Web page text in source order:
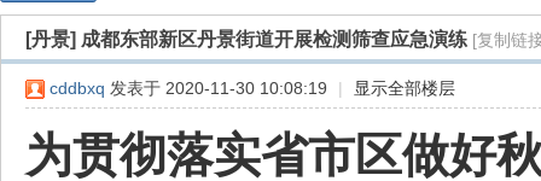
» › › ›
[丹景] 成都东部新区丹景街道开展检测筛查应急演练 [复制链
cddbxq 发表于 2020-11-30 10:08:19 | 显示全部楼层
为贯彻落实省市区做好